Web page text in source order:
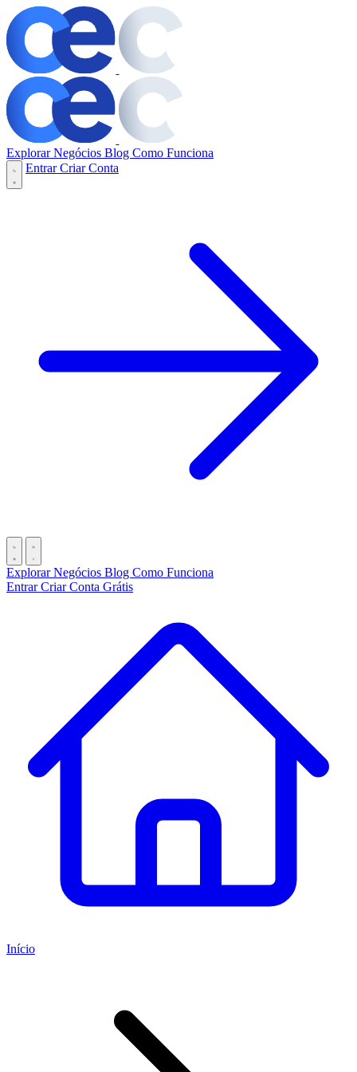
Explorar Negócios Blog Como Funciona
EntrarCriar Conta
Explorar Negócios Blog Como Funciona
EntrarCriar Conta Grátis
Início